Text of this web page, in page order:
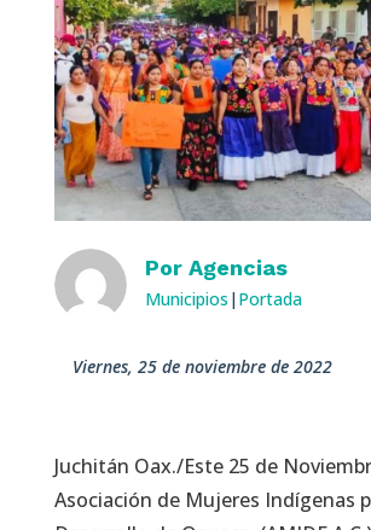
Por Agencias
Municipios | Portada
viernes, 25 de noviembre de 2022
Juchitán Oax./Este 25 de
Asociación de Mujeres Indígenas